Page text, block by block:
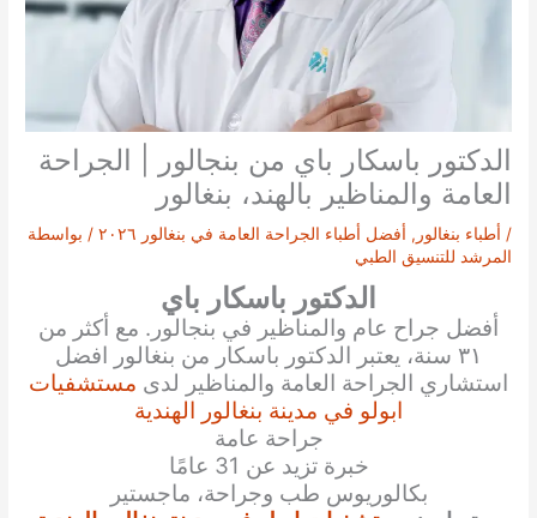
الدكتور باسكار باي من بنجالور | الجراحة
العامة والمناظير بالهند، بنغالور
/ أطباء بنغالور , أفضل أطباء الجراحة العامة في بنغالور ٢٠٢٦
/ بواسطة
المرشد للتنسيق الطبي
الدكتور باسكار باي
أفضل جراح عام والمناظير في بنجالور. مع أكثر من
٣١ سنة، يعتبر الدكتور باسكار من بنغالور افضل
استشاري الجراحة العامة والمناظير لدى مستشفيات
ابولو في مدينة بنغالور الهندية
جراحة عامة
خبرة تزيد عن 31 عامًا
بكالوريوس طب وجراحة، ماجستير